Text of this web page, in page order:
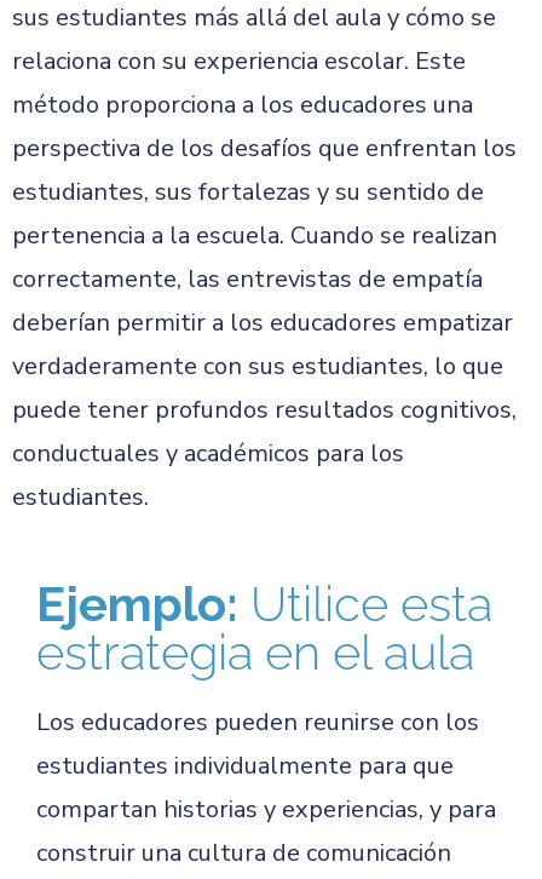
sus estudiantes más allá del aula y cómo se
relaciona con su experiencia escolar. Este
método proporciona a los educadores una
perspectiva de los desafíos que enfrentan los
estudiantes, sus fortalezas y su sentido de
pertenencia a la escuela. Cuando se realizan
correctamente, las entrevistas de empatía
deberían permitir a los educadores empatizar
verdaderamente con sus estudiantes, lo que
puede tener profundos resultados cognitivos,
conductuales y académicos para los
estudiantes.
Ejemplo: Utilice esta
estrategia en el aula
Los educadores pueden reunirse con los
estudiantes individualmente para que
compartan historias y experiencias, y para
construir una cultura de comunicación